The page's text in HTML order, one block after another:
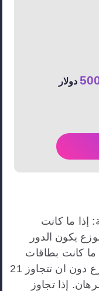
دولار
إذا ما كانت
يكون الدور
ما كانت بطاقات
اللاعب افضل من قيم بطاقات الموزع دون ان تتجاوز 21
إذا تجاوز